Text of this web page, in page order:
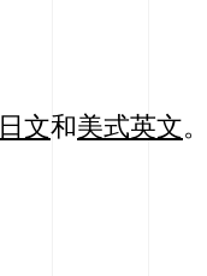
日文和美式英文